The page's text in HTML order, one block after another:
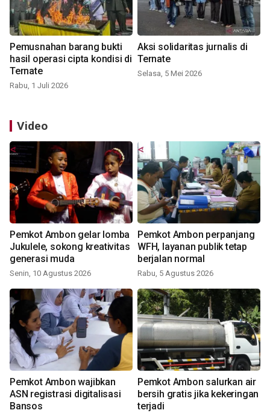
Pemusnahan barang bukti
hasil operasi cipta kondisi di
Ternate
Rabu, 1 Juli 2026
Aksi solidaritas jurnalis di
Ternate
Selasa, 5 Mei 2026
Video
Pemkot Ambon gelar lomba
Jukulele, sokong kreativitas
generasi muda
Senin, 10 Agustus 2026
Pemkot Ambon perpanjang
WFH, layanan publik tetap
berjalan normal
Rabu, 5 Agustus 2026
Pemkot Ambon wajibkan
ASN registrasi digitalisasi
Bansos
Pemkot Ambon salurkan air
bersih gratis jika kekeringan
terjadi